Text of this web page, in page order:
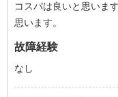
コスパは良いと思いま
思います。
故障経験
なし